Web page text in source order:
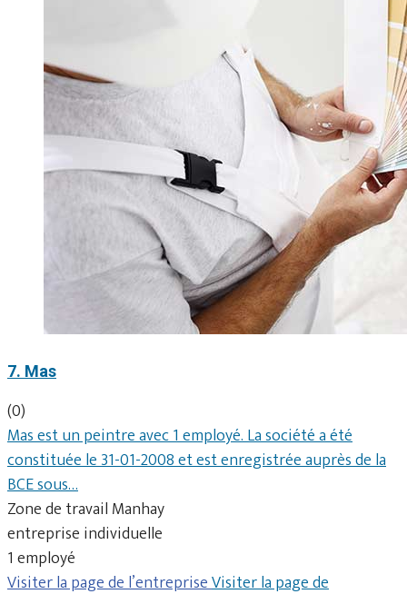
7. Mas
(0)
Mas est un peintre avec 1 employé. La société a été
constituée le 31-01-2008 et est enregistrée auprès de la
BCE sous…
Zone de travail Manhay
entreprise individuelle
1 employé
Visiter la page de l’entrepriseVisiter la page de